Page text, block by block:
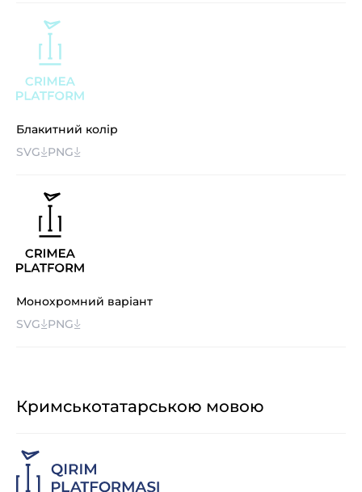
Блакитний колір
SVG
PNG
Монохромний варіант
SVG
PNG
Кримськотатарською мовою